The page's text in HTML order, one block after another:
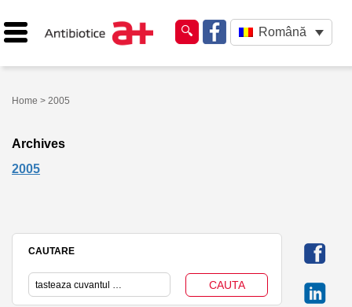
Română
Home > 2005
Archives
2005
CAUTARE